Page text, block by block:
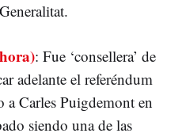
: Fue ‘consellera’ de
adelante el referéndum
Carles Puigdemont en
siendo una de las